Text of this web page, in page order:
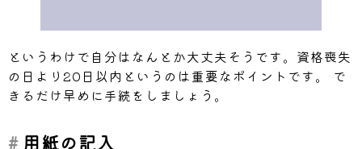
というわけで自分はなんとか大丈夫そうです。資格喪失
の日より20日以内というのは重要なポイントです。 で
きるだけ早めに手続をしましょう。
用紙の記入